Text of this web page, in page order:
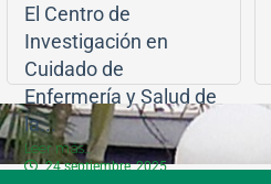
El Centro de
Investigación en
Cuidado de
Enfermería y Salud de
la...
Leer más...
24 septiembre, 2025